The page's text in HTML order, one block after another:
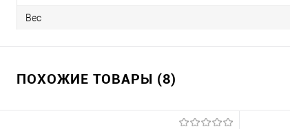
Вес
ПОХОЖИЕ ТОВАРЫ (8)